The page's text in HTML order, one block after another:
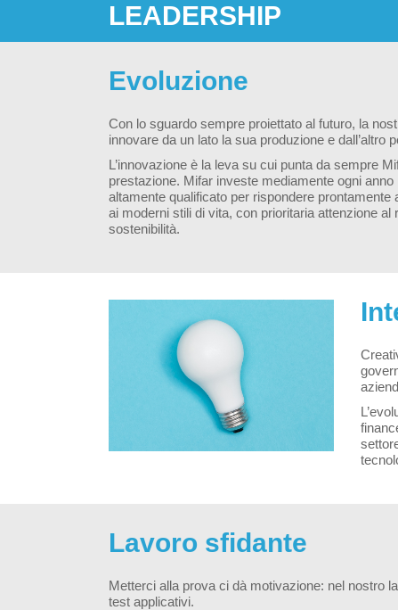
LEADERSHIP
Evoluzione
Con lo sguardo sempre proiettato al futuro, la
innovare da un lato la sua produzione e
L’innovazione è la leva su cui punta da sempre
prestazione. Mifar investe mediamente ogni
altamente qualificato per rispondere
ai moderni stili di vita, con prioritaria attenzione al
sostenibilità.
Lavoro sfidante
Metterci alla prova ci dà motivazione: nel nostro
test applicativi.